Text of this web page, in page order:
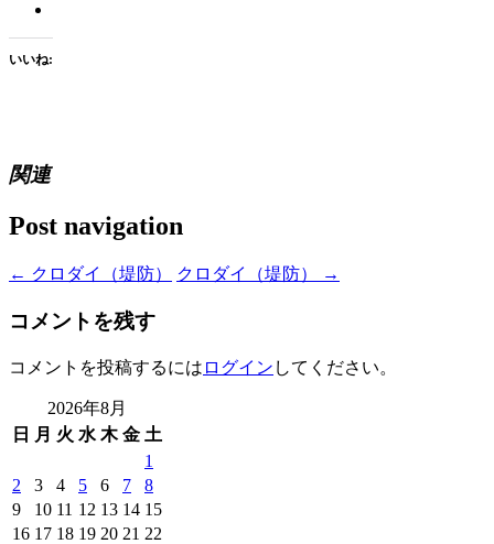
いいね:
関連
Post navigation
← クロダイ（堤防） クロダイ（堤防） →
コメントを残す
コメントを投稿するには ログイン してください。
2026年8月
日
月 火 水 木 金 土
1
2
3 4 5 6 7
8
9
10 11 12 13 14 15
16 17 18 19 20 21 22